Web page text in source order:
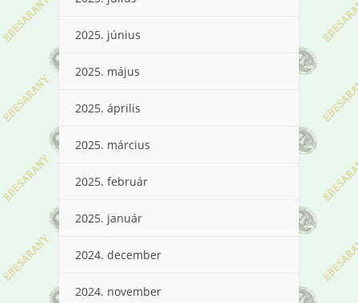
2025. június
2025. május
2025. április
2025. március
2025. február
2025. január
2024. december
2024. november